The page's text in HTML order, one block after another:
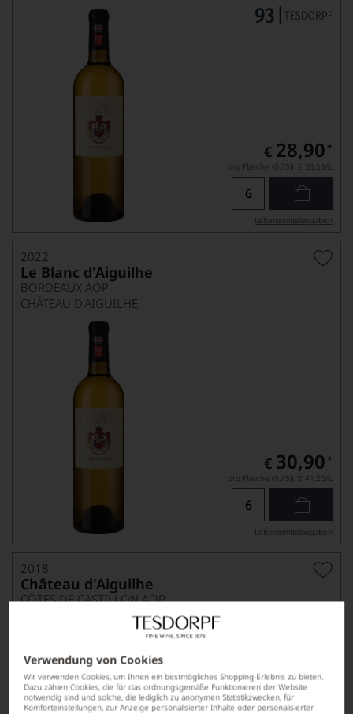
Verwendung von Cookies
Wir verwenden Cookies, um Ihnen ein bestmögliches Shopping-Erlebnis zu bieten.
Dazu zählen Cookies, die für das ordnungsgemäße Funktionieren der Website
notwendig sind und solche, die lediglich zu anonymen Statistikzwecken, für
Komforteinstellungen, zur Anzeige personalisierter Inhalte oder personalisierter
€ 28,90 *
pro Flasche (0.75l), € 38,53/L
Lebensmittel­angaben
2022
Le Blanc d'Aiguilhe
BORDEAUX AOP
CHÂTEAU D'AIGUILHE
€ 30,90 *
pro Flasche (0.75l), € 41,20/L
Lebensmittel­angaben
2018
Château d'Aiguilhe
CÔTES DE CASTILLON AOP